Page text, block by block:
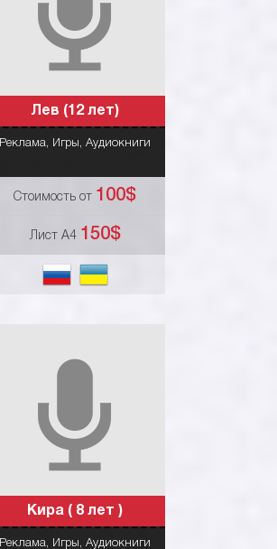
Нажмите чтобы
Лев (12 лет)
Реклама, Игры, Аудиокниги
Стоимость от 100$
Лист А4 150$
Нажмите чтобы
Кира ( 8 лет )
Реклама, Игры, Аудиокниги